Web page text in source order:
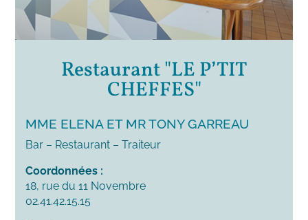
Restaurant "LE P’TIT
CHEFFES"
MME ELENA ET MR TONY GARREAU
Bar – Restaurant – Traiteur
Coordonnées :
18, rue du 11 Novembre
02.41.42.15.15